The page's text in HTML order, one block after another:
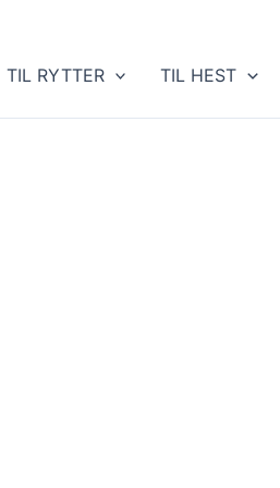
TIL RYTTER TIL HEST